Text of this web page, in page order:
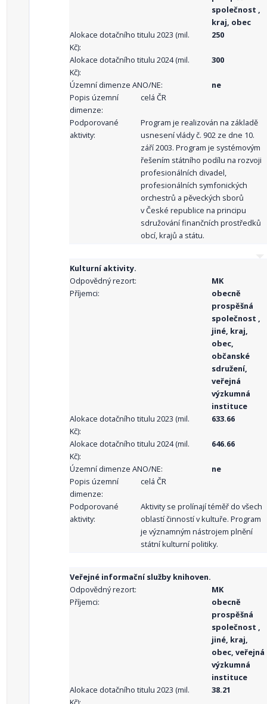
společnost ,
kraj, obec
Alokace dotačního titulu 2023 (mil.
Kč):
250
Alokace dotačního titulu 2024 (mil.
Kč):
300
Územní dimenze ANO/NE:
ne
Popis územní
dimenze:
celá ČR
Podporované
aktivity:
Program je realizován na základě
usnesení vlády č. 902 ze dne 10.
září 2003. Program je systémovým
řešením státního podílu na rozvoji
profesionálních divadel,
profesionálních symfonických
orchestrů a pěveckých sborů
v České republice na principu
sdružování finančních prostředků
obcí, krajů a státu.
Kulturní aktivity.
Odpovědný rezort:
MK
Příjemci:
obecně
prospěšná
společnost ,
jiné, kraj,
obec,
občanské
sdružení,
veřejná
výzkumná
instituce
Alokace dotačního titulu 2023 (mil.
Kč):
633.66
Alokace dotačního titulu 2024 (mil.
Kč):
646.66
Územní dimenze ANO/NE:
ne
Popis územní
dimenze:
celá ČR
Podporované
aktivity:
Aktivity se prolínají téměř do všech
oblastí činností v kultuře. Program
je významným nástrojem plnění
státní kulturní politiky.
Veřejné informační služby knihoven.
Odpovědný rezort:
MK
Příjemci:
obecně
prospěšná
společnost ,
jiné, kraj,
obec, veřejná
výzkumná
instituce
Alokace dotačního titulu 2023 (mil.
38.21